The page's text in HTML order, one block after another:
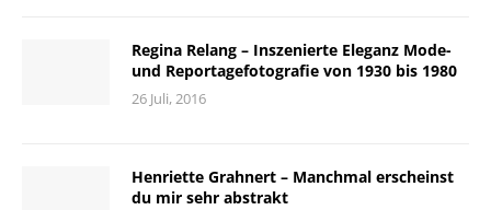
Regina Relang – Inszenierte Eleganz Mode-
und Reportagefotografie von 1930 bis 1980
26 Juli, 2016
Henriette Grahnert – Manchmal erscheinst
du mir sehr abstrakt